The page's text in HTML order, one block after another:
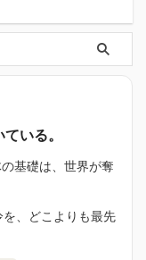
いる。
基礎は、世界が奪
、どこよりも最先